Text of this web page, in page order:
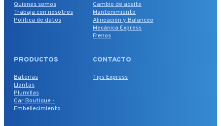
Quienes somos
Trabaja con nosotros
Política de datos
Cambio de aceite
Mantenimiento
Alineación y Balanceo
Mecánica Express
Frenos
PRODUCTOS
Baterías
Llantas
Plumillas
Car Boutique -
Embellecimiento
CONTACTO
Tips Express